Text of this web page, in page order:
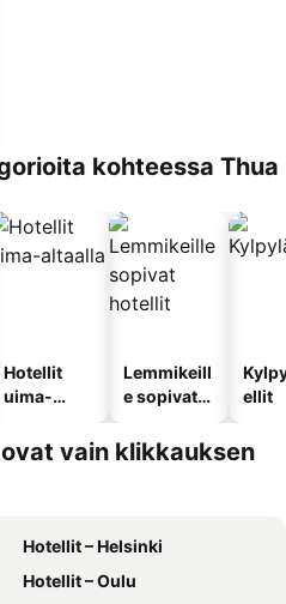
kohteessa Thua
Hotellit
uima-
Lemmikeill
e sopivat
ellit
vain klikkauksen
Hotellit – Helsinki
Hotellit – Oulu